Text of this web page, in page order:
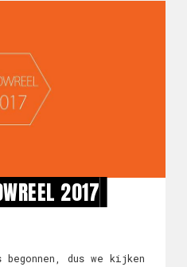
2017
dus we kijken